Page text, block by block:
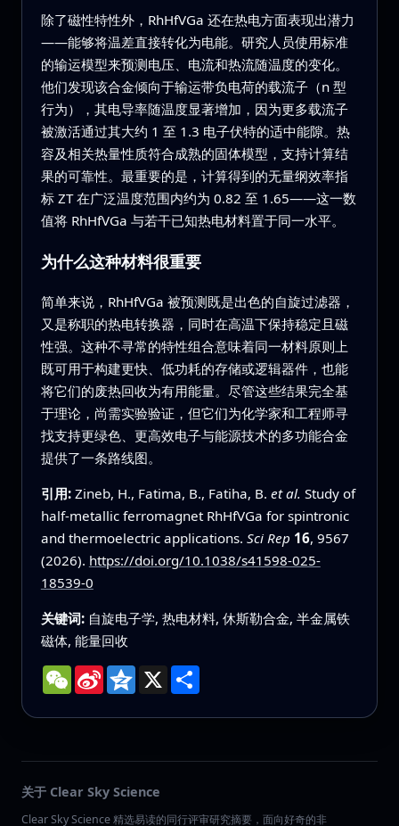
除了磁性特性外，RhHfVGa 还在热电方面表现出潜力
——能够将温差直接转化为电能。研究人员使用标准
的输运模型来预测电压、电流和热流随温度的变化。
他们发现该合金倾向于输运带负电荷的载流子（n 型
行为），其电导率随温度显著增加，因为更多载流子
被激活通过其大约 1 至 1.3 电子伏特的适中能隙。热
容及相关热量性质符合成熟的固体模型，支持计算结
果的可靠性。最重要的是，计算得到的无量纲效率指
标 ZT 在广泛温度范围内约为 0.82 至 1.65——这一数
值将 RhHfVGa 与若干已知热电材料置于同一水平。
为什么这种材料很重要
简单来说，RhHfVGa 被预测既是出色的自旋过滤器，
又是称职的热电转换器，同时在高温下保持稳定且磁
性强。这种不寻常的特性组合意味着同一材料原则上
既可用于构建更快、低功耗的存储或逻辑器件，也能
将它们的废热回收为有用能量。尽管这些结果完全基
于理论，尚需实验验证，但它们为化学家和工程师寻
找支持更绿色、更高效电子与能源技术的多功能合金
提供了一条路线图。
引用: Zineb, H., Fatima, B., Fatiha, B. et al. Study of
half-metallic ferromagnet RhHfVGa for spintronic
and thermoelectric applications. Sci Rep 16, 9567
(2026). https://doi.org/10.1038/s41598-025-
18539-0
关键词: 自旋电子学, 热电材料, 休斯勒合金, 半金属铁
磁体, 能量回收
WeChat
Sina
Weibo
Qzone
X 分
享
关于 Clear Sky Science
Clear Sky Science 精选易读的同行评审研究摘要，面向好奇的非